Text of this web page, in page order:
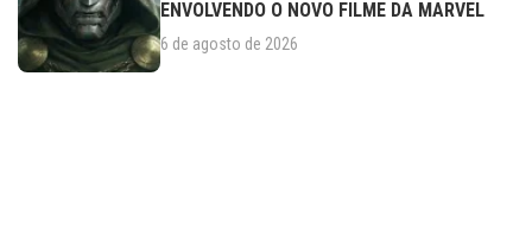
ENVOLVENDO O NOVO FILME DA MARVEL
6 de agosto de 2026